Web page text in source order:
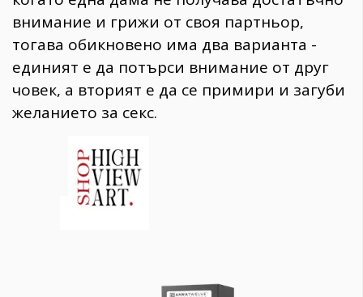
внимание и грижи от своя партньор,
тогава обикновено има два варианта -
единият е да потърси внимание от друг
човек, а вторият е да се примири и загуби
желанието за секс.